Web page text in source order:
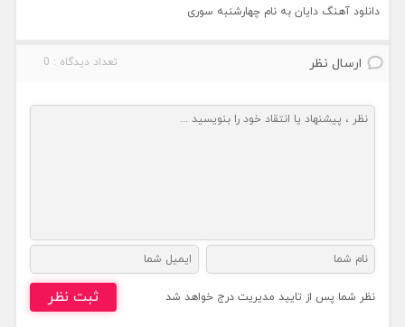
دانلود آهنگ دایان به نام چهارشنبه سوری
ارسال نظر تعداد دیدگاه : 0
نظر شما پس از تایید مدیریت درج خواهد شد ثبت نظر